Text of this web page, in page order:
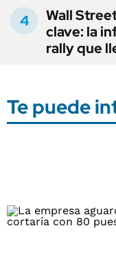
Wall
clave: la
rally que
Te puede